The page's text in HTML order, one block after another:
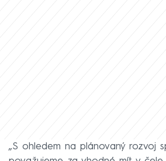
„S ohledem na plánovaný rozvoj